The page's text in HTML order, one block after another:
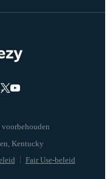
Fair Use-beleid